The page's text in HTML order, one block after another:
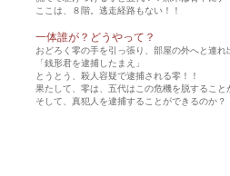
ここは、８階。逃走経路もない！！
一体誰が？どうやって？
おどろく零の手を引っ張り、部屋の外へと連れ
「銭形君を逮捕したまえ」
とうとう、殺人容疑で逮捕される零！！
果たして、零は、五代はこの危機を脱すること
そして、真犯人を逮捕することができるのか？